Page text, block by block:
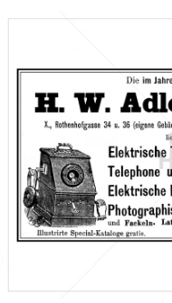
H. W. Adler & Cie., Wien